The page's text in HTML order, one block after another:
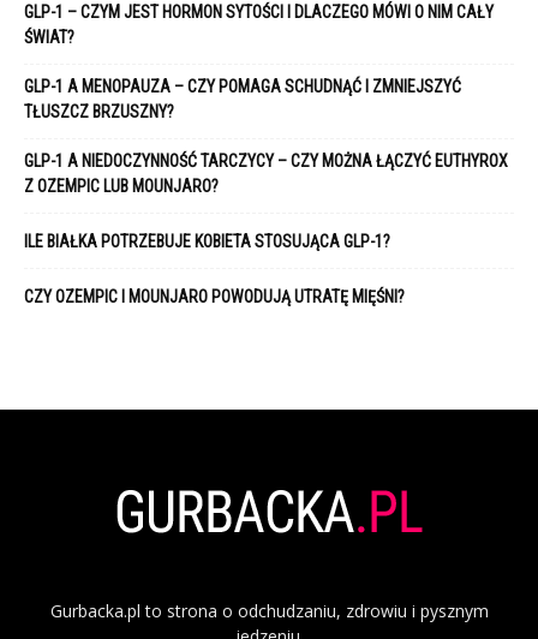
GLP-1 – CZYM JEST HORMON SYTOŚCI I DLACZEGO MÓWI O NIM CAŁY
ŚWIAT?
GLP-1 A MENOPAUZA – CZY POMAGA SCHUDNĄĆ I ZMNIEJSZYĆ
TŁUSZCZ BRZUSZNY?
GLP-1 A NIEDOCZYNNOŚĆ TARCZYCY – CZY MOŻNA ŁĄCZYĆ EUTHYROX
Z OZEMPIC LUB MOUNJARO?
ILE BIAŁKA POTRZEBUJE KOBIETA STOSUJĄCA GLP-1?
CZY OZEMPIC I MOUNJARO POWODUJĄ UTRATĘ MIĘŚNI?
Gurbacka.pl to strona o odchudzaniu, zdrowiu i pysznym